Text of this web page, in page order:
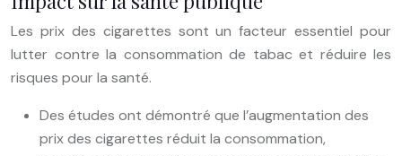
Les prix des cigarettes sont un facteur essentiel pour
lutter contre la consommation de tabac et réduire les
risques pour la santé.
Des études ont démontré que l’augmentation des
prix des cigarettes réduit la consommation,